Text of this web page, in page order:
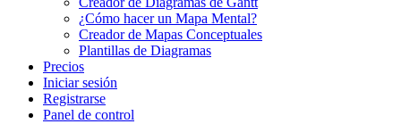
¿Cómo hacer un Mapa Mental?
Creador de Mapas Conceptuales
Plantillas de Diagramas
Precios
Iniciar sesión
Registrarse
Panel de control